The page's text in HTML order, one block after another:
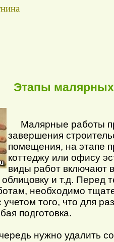
Этапы малярных
Малярные работы
завершения
помещения, на этапе
коттеджу или офису
виды работ включают
и т.д. Перед
необходимо
учетом того, что для
подготовка.
нужно удалить со